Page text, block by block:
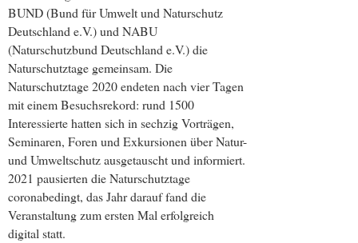
BUND (Bund für Umwelt und Naturschutz
Deutschland e.V.) und NABU
(Naturschutzbund Deutschland e.V.) die
Naturschutztage gemeinsam. Die
Naturschutztage 2020 endeten nach vier Tagen
mit einem Besuchsrekord: rund 1500
Interessierte hatten sich in sechzig Vorträgen,
Seminaren, Foren und Exkursionen über Natur-
und Umweltschutz ausgetauscht und informiert.
2021 pausierten die Naturschutztage
coronabedingt, das Jahr darauf fand die
Veranstaltung zum ersten Mal erfolgreich
digital statt.